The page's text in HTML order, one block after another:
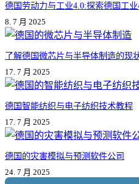
德国劳动力与工业4.0:探索德国工
8. 7 月 2025
了解德国微芯片与半导体制造的现
17. 7 月 2025
德国智能纺织与电子纺织技术教程
17. 7 月 2025
德国的灾害模拟与预测软件公司
24. 7 月 2025